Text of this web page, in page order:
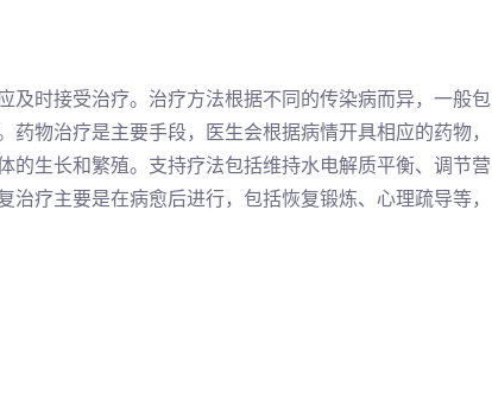
及时接受治疗。治疗方法根据不同的传染病而异，一般包
物治疗是主要手段，医生会根据病情开具相应的药物，
的生长和繁殖。支持疗法包括维持水电解质平衡、调节营
疗主要是在病愈后进行，包括恢复锻炼、心理疏导等，